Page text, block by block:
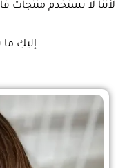
لأننا لا نستخدم منتجات
إليكِ ما